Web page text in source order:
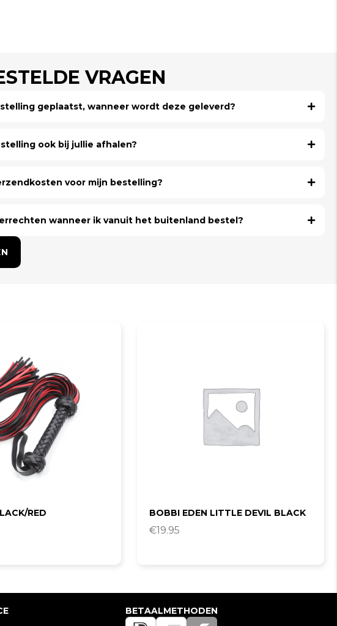
VRAGEN
geplaatst, wanneer wordt deze geleverd?
ook bij jullie afhalen?
voor mijn bestelling?
wanneer ik vanuit het buitenland bestel?
RED BOBBI EDEN LITTLE DEVIL BLACK
€19.95
BETAALMETHODEN